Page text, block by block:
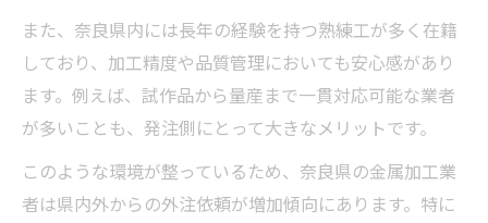
また、奈良県内には長年の経験を持つ熟練工が多く在籍
しており、加工精度や品質管理においても安心感があり
ます。例えば、試作品から量産まで一貫対応可能な業者
が多いことも、発注側にとって大きなメリットです。
このような環境が整っているため、奈良県の金属加工業
者は県内外からの外注依頼が増加傾向にあります。特に